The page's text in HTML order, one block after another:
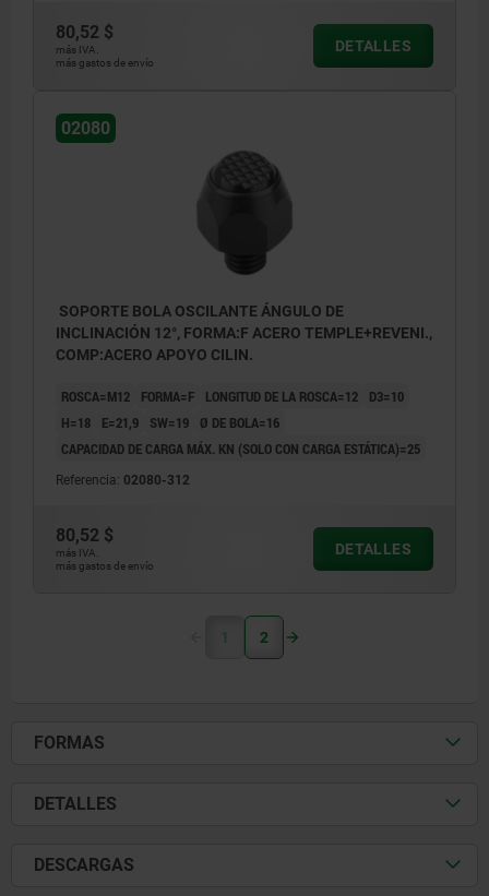
80,52 $
más IVA.
más gastos de envío
DETALLES
02080
SOPORTE BOLA OSCILANTE ÁNGULO DE
INCLINACIÓN 12°, FORMA:F ACERO TEMPLE+REVENI.,
COMP:ACERO APOYO CILIN.
ROSCA=M12 FORMA=F LONGITUD DE LA ROSCA=12
D3=10
H=18
E=21,9 SW=19
Ø DE BOLA=16
CAPACIDAD DE CARGA MÁX. KN (SOLO CON CARGA ESTÁTICA)=25
Referencia: 02080-312
80,52 $
más IVA.
más gastos de envío
DETALLES
1 2
FORMAS
DETALLES
DESCARGAS